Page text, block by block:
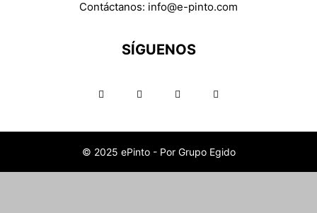
Contáctanos: info@e-pinto.com
SÍGUENOS
© 2025 ePinto - Por Grupo Egido